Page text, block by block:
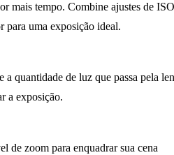
mais tempo. Combine ajustes de
para uma exposição ideal.
a quantidade de luz que passa pela
a exposição.
de zoom para enquadrar sua cena